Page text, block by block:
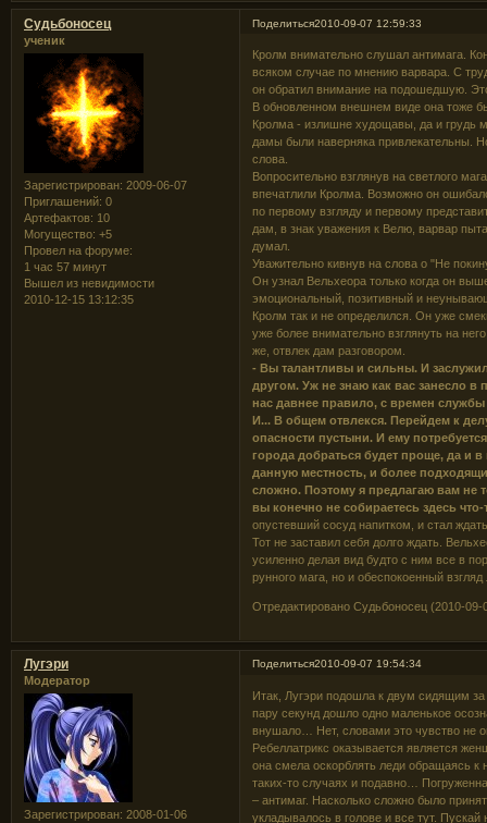
Поделиться2010-09-07 12:59:33
Судьбоносец
ученик
Зарегистрирован: 2009-06-07
Приглашений: 0
Артефактов: 10
Могущество: +5
Провел на форуме:
1 час 57 минут
Вышел из невидимости
2010-12-15 13:12:35
Кролм внимательно слушал антимага.
всяком случае по мнению варвара. С
он обратил внимание на подошедшую.
В обновленном внешнем виде она тоже
Кролма - излишне худощавы, да и грудь
дамы были наверняка привлекательны.
слова.
Вопросительно взглянув на светлого
впечатлили Кролма. Возможно он
по первому взгляду и первому
дам, в знак уважения к Велю, варвар
думал.
Уважительно кивнув на слова о "Не
Он узнал Вельхеора только когда он
эмоциональный, позитивный и
Кролм так и не определился. Он уже
уже более внимательно взглянуть на
же, отвлек дам разговором.
- Вы талантливы и сильны. И
другом. Уж не знаю как вас занесло в
нас давнее правило, с времен
И... В общем отвлекся. Перейдем к
опасности пустыни. И ему
города добраться будет проще, да и
данную местность, и более
сложно. Поэтому я предлагаю вам не
вы конечно не собираетесь здесь что-
опустевший сосуд напитком, и стал
Тот не заставил себя долго ждать.
усиленно делая вид будто с ним все в
рунного мага, но и обеспокоенный взгляд
Отредактировано Судьбоносец (2010-09-
Поделиться2010-09-07 19:54:34
Лугэри
Модератор
Зарегистрирован: 2008-01-06
Итак, Лугэри подошла к двум сидящим
пару секунд дошло одно маленькое
внушало… Нет, словами это чувство не
Ребеллатрикс оказывается является
она смела оскорблять леди обращаясь к
таких-то случаях и подавно…
– антимаг. Насколько сложно было
укладывалось в голове и все тут.